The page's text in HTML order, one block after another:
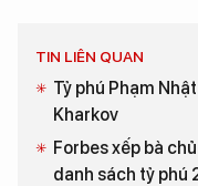
TIN LIÊN QUAN
Tỷ phú Phạm
Kharkov
Forbes xếp bà
danh sách tỷ phú